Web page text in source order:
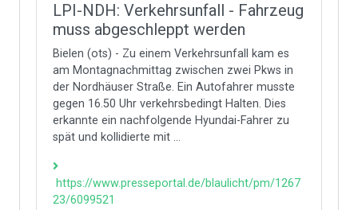
LPI-NDH: Verkehrsunfall - Fahrzeug
muss abgeschleppt werden
Bielen (ots) - Zu einem Verkehrsunfall kam es
am Montagnachmittag zwischen zwei Pkws in
der Nordhäuser Straße. Ein Autofahrer musste
gegen 16.50 Uhr verkehrsbedingt Halten. Dies
erkannte ein nachfolgende Hyundai-Fahrer zu
spät und kollidierte mit ...
https://www.presseportal.de/blaulicht/pm/1267
23/6099521